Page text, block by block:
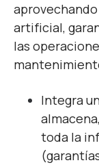
artificial,
las
Integra
toda la